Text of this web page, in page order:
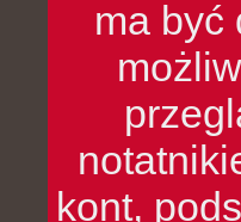
ma być
kont,